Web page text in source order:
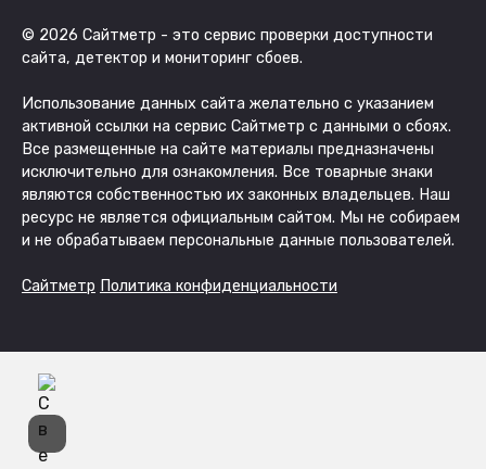
© 2026 Сайтметр - это сервис проверки доступности
сайта, детектор и мониторинг сбоев.
Использование данных сайта желательно с указанием
активной ссылки на сервис Сайтметр с данными о сбоях.
Все размещенные на сайте материалы предназначены
исключительно для ознакомления. Все товарные знаки
являются собственностью их законных владельцев. Наш
ресурс не является официальным сайтом. Мы не собираем
и не обрабатываем персональные данные пользователей.
Сайтметр Политика конфиденциальности